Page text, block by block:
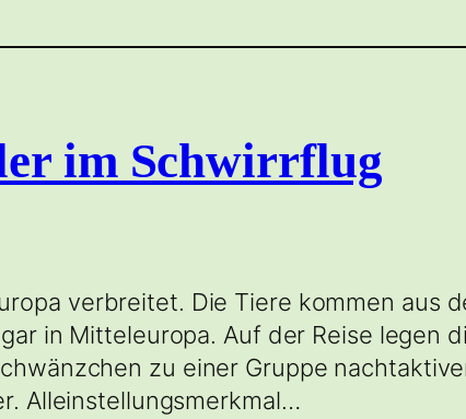
im Schwirrflug
verbreitet. Die Tiere kommen aus
in Mitteleuropa. Auf der Reise legen
zu einer Gruppe
Alleinstellungsmerkmal…